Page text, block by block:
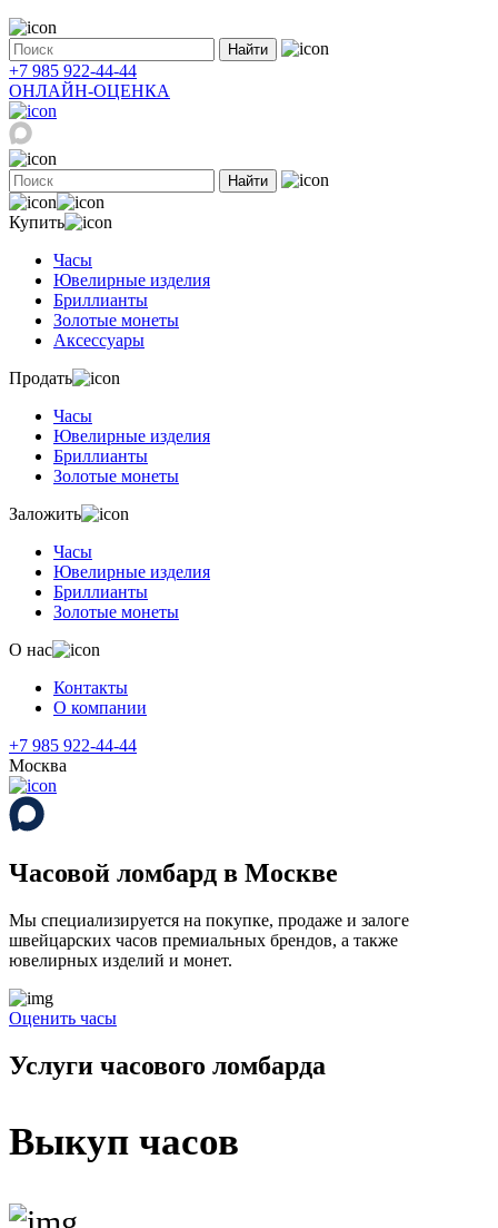
Найти
+7 985 922-44-44
ОНЛАЙН-ОЦЕНКА
Найти
Купить
Часы
Ювелирные изделия
Бриллианты
Золотые монеты
Аксессуары
Продать
Часы
Ювелирные изделия
Бриллианты
Золотые монеты
Заложить
Часы
Ювелирные изделия
Бриллианты
Золотые монеты
О нас
Контакты
О компании
+7 985 922-44-44
Москва
Часовой ломбард в Москве
Мы специализируется на покупке, продаже и залоге
швейцарских часов премиальных брендов, а также
ювелирных изделий и монет.
Оценить часы
Услуги часового ломбарда
Выкуп часов